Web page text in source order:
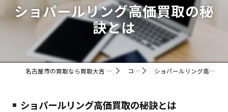
ショパールリング高価買取の秘
訣とは
名古屋市の買取なら買取大吉 ミュープラット神宮前 コラム ショパールリング高価買取の秘訣とは
ショパールリング高価買取の秘訣とは